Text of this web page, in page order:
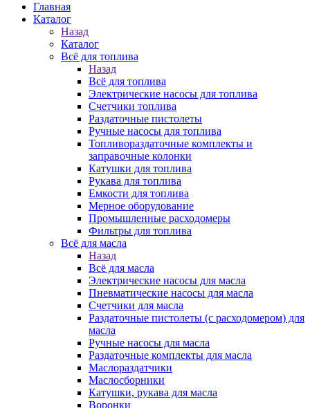
Главная
Каталог
Назад
Каталог
Всё для топлива
Назад
Всё для топлива
Электрические насосы для топлива
Счетчики топлива
Раздаточные пистолеты
Ручные насосы для топлива
Топливораздаточные комплекты и
заправочные колонки
Катушки для топлива
Рукава для топлива
Емкости для топлива
Мерное оборудование
Промышленные расходомеры
Фильтры для топлива
Всё для масла
Назад
Всё для масла
Электрические насосы для масла
Пневматические насосы для масла
Счетчики для масла
Раздаточные пистолеты (с расходомером) для
масла
Ручные насосы для масла
Раздаточные комплекты для масла
Маслораздатчики
Маслосборники
Катушки, рукава для масла
Воронки